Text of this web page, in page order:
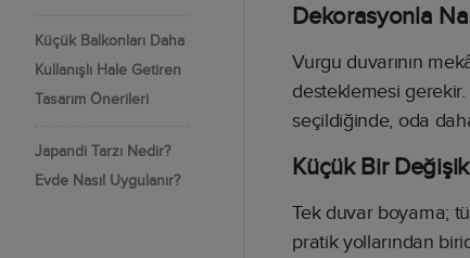
Küçük Balkonları Daha
Kullanışlı Hale Getiren
Tasarım Önerileri
Japandi Tarzı Nedir?
Evde Nasıl Uygulanır?
Dekorasyonla
Vurgu duvarının
desteklemesi
seçildiğinde, oda
Küçük Bir
Tek duvar boyama;
pratik yollarından